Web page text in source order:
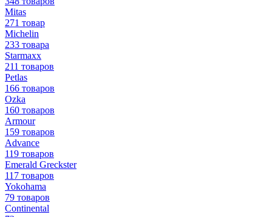
Mitas
271 товар
Michelin
233 товара
Starmaxx
211 товаров
Petlas
166 товаров
Ozka
160 товаров
Armour
159 товаров
Advance
119 товаров
Emerald Greckster
117 товаров
Yokohama
79 товаров
Continental